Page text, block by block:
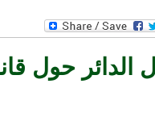
حول